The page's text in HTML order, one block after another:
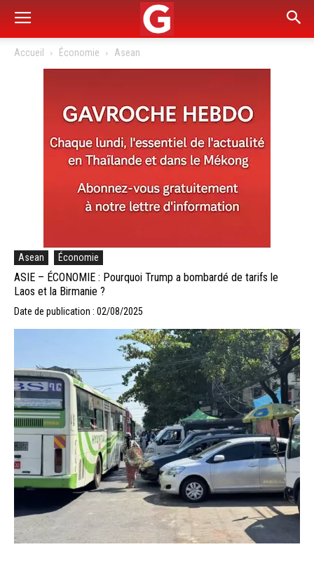
Accueil Économie Asean
Asean Économie
ASIE – ÉCONOMIE : Pourquoi Trump a bombardé de tarifs le
Laos et la Birmanie ?
Date de publication : 02/08/2025